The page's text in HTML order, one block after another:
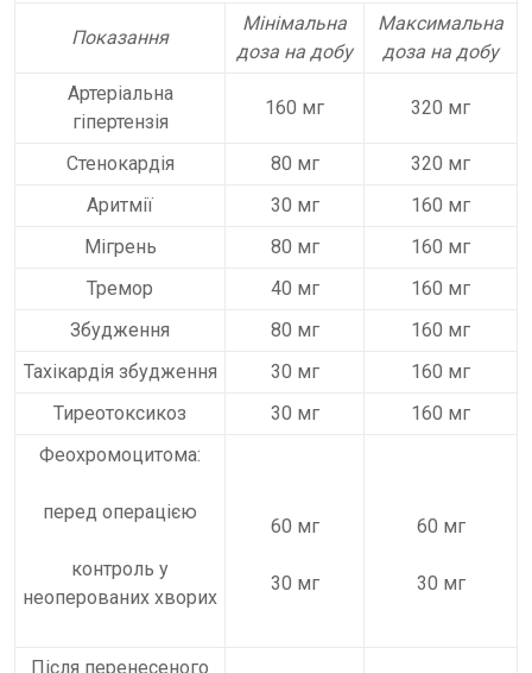
Показання
Мінімальна
доза на добу
Максимальна
доза на добу
Артеріальна
гіпертензія
160 мг 320 мг
Стенокардія 80 мг
320 мг
Аритмії
30 мг
160 мг
Мігрень
80 мг
160 мг
Тремор
40 мг
160 мг
Збудження
80 мг
160 мг
Тахікардія збудження
30 мг
160 мг
Тиреотоксикоз
30 мг
160 мг
Феохромоцитома:
перед операцією
контроль у
неоперованих хворих
60 мг
30 мг
60 мг
30 мг
Після перенесеного